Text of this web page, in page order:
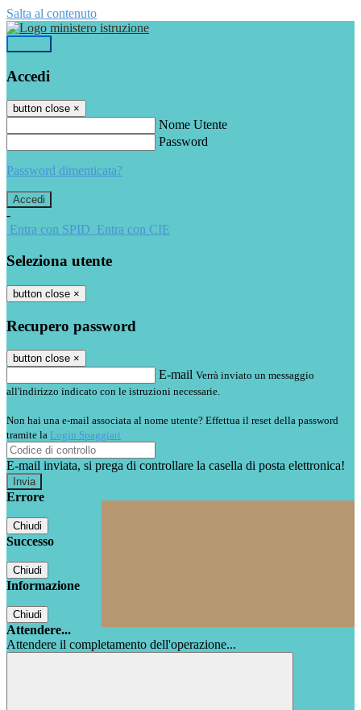
Salta al contenuto
Accedi
button close ×
Nome Utente
Password
Password dimenticata?
-
Entra con SPID Entra con CIE
Seleziona utente
button close ×
Recupero password
button close ×
E-mail Verrà inviato un messaggio
all'indirizzo indicato con le istruzioni necessarie.
Non hai una e-mail associata al nome utente? Effettua il reset della password
tramite la Login Spaggiari
E-mail inviata, si prega di controllare la casella di posta elettronica!
Errore
Chiudi
Successo
Chiudi
Informazione
Chiudi
Attendere...
Attendere il completamento dell'operazione...